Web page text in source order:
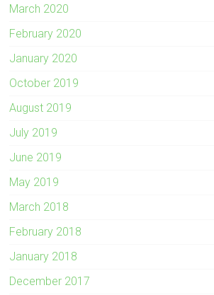
March 2020
February 2020
January 2020
October 2019
August 2019
July 2019
June 2019
May 2019
March 2018
February 2018
January 2018
December 2017